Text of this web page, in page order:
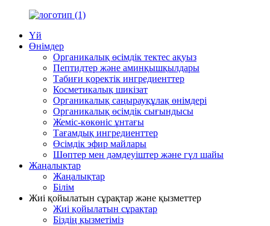
Үй
Өнімдер
Органикалық өсімдік тектес ақуыз
Пептидтер және аминқышқылдары
Табиғи қоректік ингредиенттер
Косметикалық шикізат
Органикалық саңырауқұлақ өнімдері
Органикалық өсімдік сығындысы
Жеміс-көкөніс ұнтағы
Тағамдық ингредиенттер
Өсімдік эфир майлары
Шөптер мен дәмдеуіштер және гүл шайы
Жаңалықтар
Жаңалықтар
Білім
Жиі қойылатын сұрақтар және қызметтер
Жиі қойылатын сұрақтар
Біздің қызметіміз